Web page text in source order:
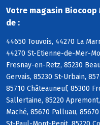
Votre magasin
de :
44650 Touvois, 44270 La
44270 St-Etienne-de-Mer-
Fresnay-en-Retz, 85230
Gervais, 85230 St-Urbain,
85710 Châteauneuf, 85300
Sallertaine, 85220
Maché, 85670 Palluau,